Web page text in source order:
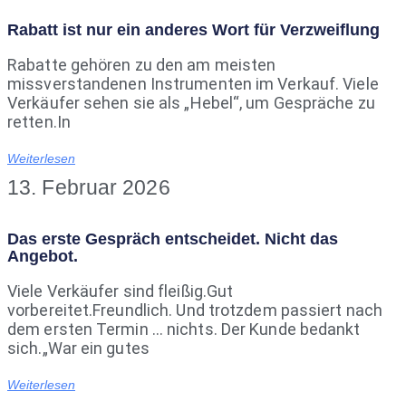
Rabatt ist nur ein anderes Wort für Verzweiflung
Rabatte gehören zu den am meisten
missverstandenen Instrumenten im Verkauf. Viele
Verkäufer sehen sie als „Hebel“, um Gespräche zu
retten.In
Weiterlesen
13. Februar 2026
Das erste Gespräch entscheidet. Nicht das
Angebot.
Viele Verkäufer sind fleißig.Gut
vorbereitet.Freundlich. Und trotzdem passiert nach
dem ersten Termin … nichts. Der Kunde bedankt
sich.„War ein gutes
Weiterlesen